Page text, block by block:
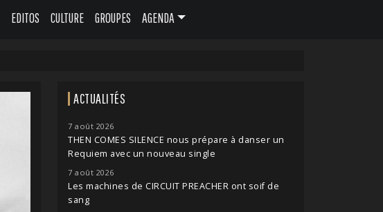
EDITOS CULTURE GROUPES AGENDA
ACTUALITÉS
7 août 2026
THEN COMES SILENCE nous prépare à danser un
Requiem avec un nouveau single
7 août 2026
Les machines de CIRCUIT PREACHER ont soif de
sang